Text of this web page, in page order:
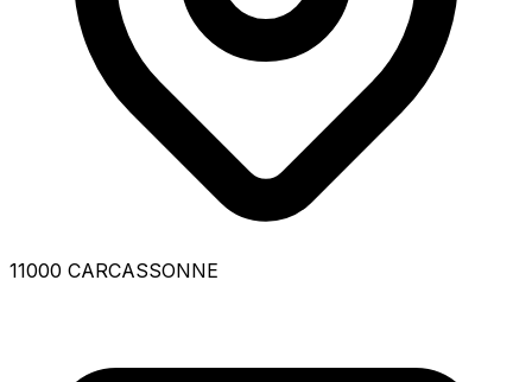
11000 CARCASSONNE